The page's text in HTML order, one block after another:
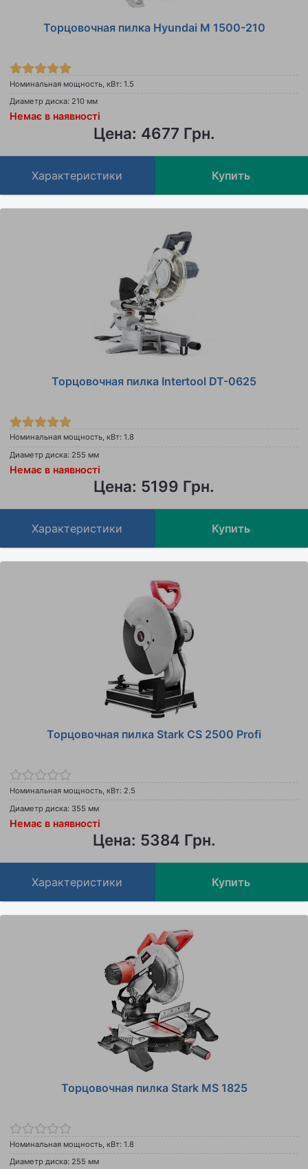
Торцовочная пилка Hyundai M 1500-210
Номинальная мощность, кВт: 1.5
Диаметр диска: 210 мм
Цена: 4677 Грн.
Немає в наявності
Характеристики Купить
Торцовочная пилка Intertool DT-0625
Номинальная мощность, кВт: 1.8
Диаметр диска: 255 мм
Цена: 5199 Грн.
Немає в наявності
Характеристики Купить
Торцовочная пилка Stark CS 2500 Profi
Номинальная мощность, кВт: 2.5
Диаметр диска: 355 мм
Цена: 5384 Грн.
Немає в наявності
Характеристики Купить
Торцовочная пилка Stark MS 1825
Номинальная мощность, кВт: 1.8
Диаметр диска: 255 мм